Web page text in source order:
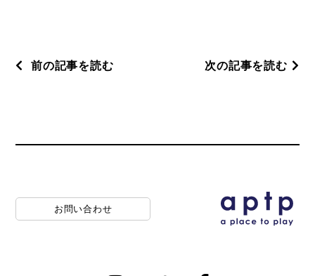
前の記事を読む 次の記事を読む
お問い合わせ